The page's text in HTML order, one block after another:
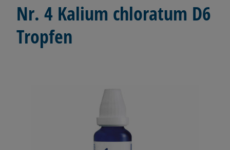
Nr. 4 Kalium chloratum D6
Tropfen